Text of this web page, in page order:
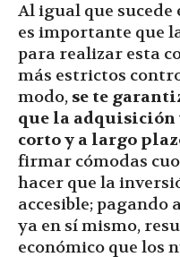
Al igual que sucede
es importante que
para realizar esta
más estrictos
modo, se te
que la adquisición
corto y a largo
firmar cómodas
hacer que la
accesible; pagando
ya en sí mismo,
económico que los